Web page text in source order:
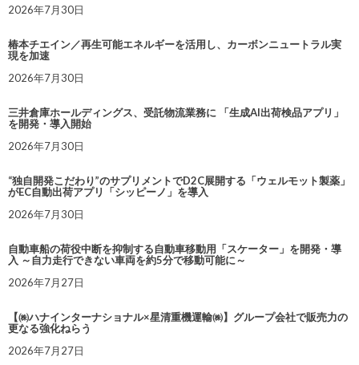
2026年7月30日
椿本チエイン／再生可能エネルギーを活用し、カーボンニュートラル実
現を加速
2026年7月30日
三井倉庫ホールディングス、受託物流業務に 「生成AI出荷検品アプリ」
を開発・導入開始
2026年7月30日
“独自開発こだわり”のサプリメントでD2C展開する「ウェルモット製薬」
がEC自動出荷アプリ「シッピーノ」を導入
2026年7月30日
自動車船の荷役中断を抑制する自動車移動用「スケーター」を開発・導
入 ～自力走行できない車両を約5分で移動可能に～
2026年7月27日
【㈱ハナインターナショナル×星清重機運輸㈱】グループ会社で販売力の
更なる強化ねらう
2026年7月27日